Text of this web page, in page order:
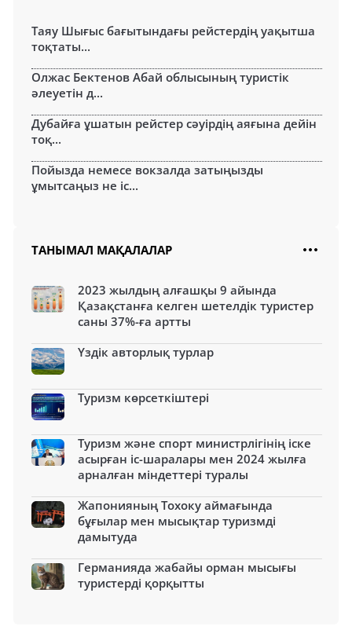
Таяу Шығыс бағытындағы рейстердің уақытша
тоқтаты...
Олжас Бектенов Абай облысының туристік
әлеуетін д...
Дубайға ұшатын рейстер сәуірдің аяғына дейін
тоқ...
Пойызда немесе вокзалда затыңызды
ұмытсаңыз не іс...
ТАНЫМАЛ МАҚАЛАЛАР
2023 жылдың алғашқы 9 айында
Қазақстанға келген шетелдік туристер
саны 37%-ға артты
Үздік авторлық турлар
Туризм көрсеткіштері
Туризм және спорт министрлігінің іске
асырған іс-шаралары мен 2024 жылға
арналған міндеттері туралы
Жапонияның Тохоку аймағында
бұғылар мен мысықтар туризмді
дамытуда
Германияда жабайы орман мысығы
туристерді қорқытты